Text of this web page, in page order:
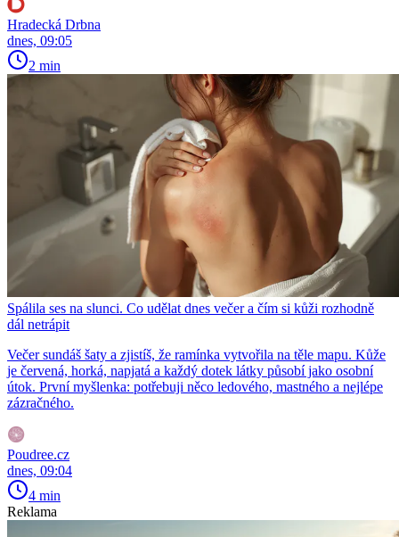
Hradecká Drbna
dnes, 09:05
2 min
Spálila ses na slunci. Co udělat dnes večer a čím si kůži rozhodně
dál netrápit
Večer sundáš šaty a zjistíš, že ramínka vytvořila na těle mapu. Kůže
je červená, horká, napjatá a každý dotek látky působí jako osobní
útok. První myšlenka: potřebuji něco ledového, mastného a nejlépe
zázračného.
Poudree.cz
dnes, 09:04
4 min
Reklama